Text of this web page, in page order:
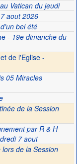
Vatican du jeudi
aout 2026
bel été
- 19e dimanche du
de l'Eglise -
05 Miracles
de la Session
par R & H
7 aout
lors de la Session